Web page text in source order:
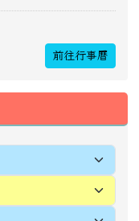
4鄰中正路196